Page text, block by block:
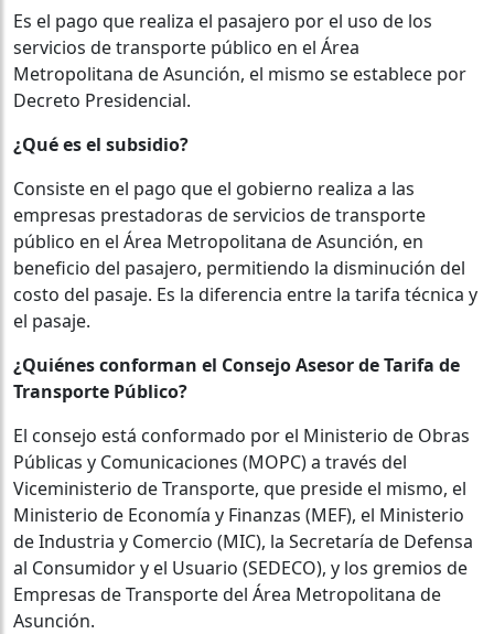
Es el pago que realiza el pasajero por el uso de los
servicios de transporte público en el Área
Metropolitana de Asunción, el mismo se establece por
Decreto Presidencial.
¿Qué es el subsidio?
Consiste en el pago que el gobierno realiza a las
empresas prestadoras de servicios de transporte
público en el Área Metropolitana de Asunción, en
beneficio del pasajero, permitiendo la disminución del
costo del pasaje. Es la diferencia entre la tarifa técnica y
el pasaje.
¿Quiénes conforman el Consejo Asesor de Tarifa de
Transporte Público?
El consejo está conformado por el Ministerio de Obras
Públicas y Comunicaciones (MOPC) a través del
Viceministerio de Transporte, que preside el mismo, el
Ministerio de Economía y Finanzas (MEF), el Ministerio
de Industria y Comercio (MIC), la Secretaría de Defensa
al Consumidor y el Usuario (SEDECO), y los gremios de
Empresas de Transporte del Área Metropolitana de
Asunción.